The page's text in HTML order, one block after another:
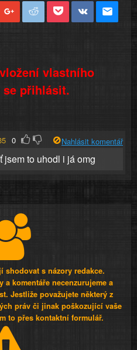
vlastního
se přihlásit.
0 Nahlásit komentář
jsem to uhodl i já omg
shodovat s názory redakce.
a komentáře necenzurujeme a
Jestliže považujete některý z
práv či jinak poškozující vaše
to přes kontaktní formulář.